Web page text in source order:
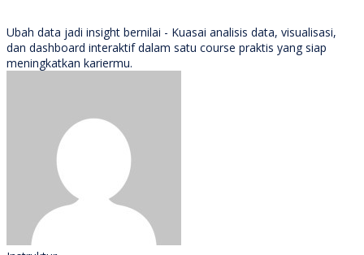
Ubah data jadi insight bernilai - Kuasai analisis data, visualisasi,
dan dashboard interaktif dalam satu course praktis yang siap
meningkatkan kariermu.